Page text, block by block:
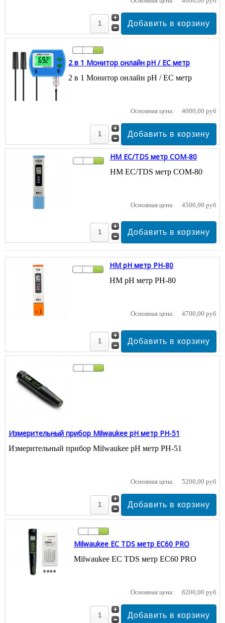
2 в 1 Монитор онлайн pH / EC метр
2 в 1 Монитор онлайн pH / EC метр
Основная цена: 4000,00 руб
HM EC/TDS метр COM-80
HM EC/TDS метр COM-80
Основная цена: 4500,00 руб
HM pH метр PH-80
HM pH метр PH-80
Основная цена: 4700,00 руб
Измерительный прибор Milwaukee pH метр PH-51
Измерительный прибор Milwaukee pH метр PH-51
Основная цена: 5200,00 руб
Milwaukee EC TDS метр EC60 PRO
Milwaukee EC TDS метр EC60 PRO
Основная цена: 8200,00 руб